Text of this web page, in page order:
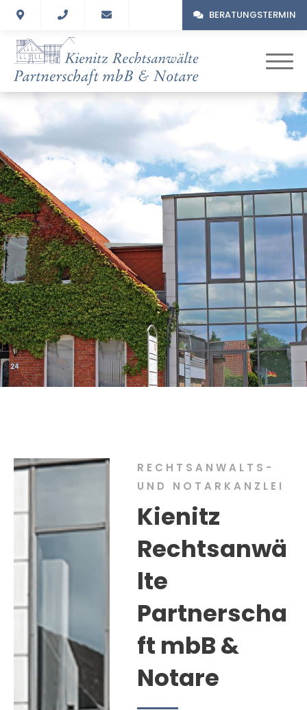
BERATUNGSTERMIN
RECHTSANWALTS-
UND NOTARKANZLEI
Kienitz
Rechtsanwä
lte
Partnerscha
ft mbB &
Notare